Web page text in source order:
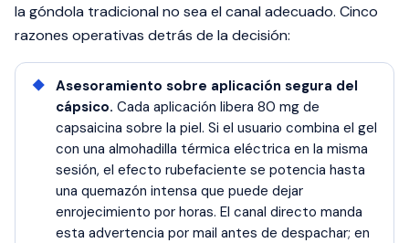
la góndola tradicional no sea el canal adecuado. Cinco
razones operativas detrás de la decisión:
Asesoramiento sobre aplicación segura del
cápsico. Cada aplicación libera 80 mg de
capsaicina sobre la piel. Si el usuario combina el gel
con una almohadilla térmica eléctrica en la misma
sesión, el efecto rubefaciente se potencia hasta
una quemazón intensa que puede dejar
enrojecimiento por horas. El canal directo manda
esta advertencia por mail antes de despachar; en